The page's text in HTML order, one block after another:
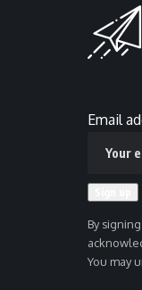
Email
By
You may